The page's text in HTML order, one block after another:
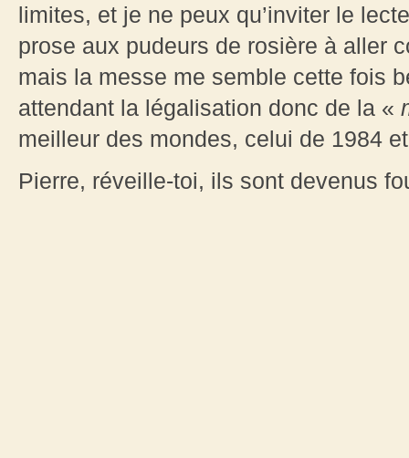
limites, et je ne peux qu’inviter le
prose aux pudeurs de rosière à aller
mais la messe me semble cette fois
attendant la légalisation donc de la «
meilleur des mondes, celui de 1984
Pierre, réveille-toi, ils sont devenus